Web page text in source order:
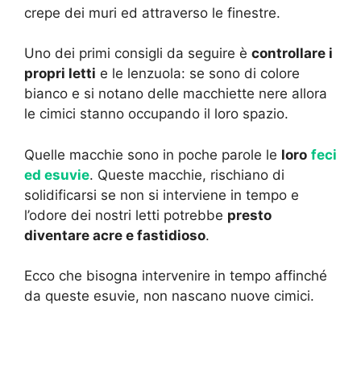
crepe dei muri ed attraverso le finestre.
Uno dei primi consigli da seguire è controllare i
propri letti e le lenzuola: se sono di colore
bianco e si notano delle macchiette nere allora
le cimici stanno occupando il loro spazio.
Quelle macchie sono in poche parole le loro feci
ed esuvie. Queste macchie, rischiano di
solidificarsi se non si interviene in tempo e
l’odore dei nostri letti potrebbe presto
diventare acre e fastidioso.
Ecco che bisogna intervenire in tempo affinché
da queste esuvie, non nascano nuove cimici.